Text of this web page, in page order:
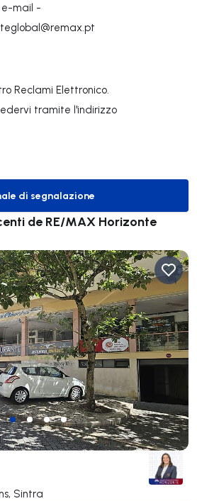
mail -
Reclami Elettronico.
tramite l'indirizzo
Canale di segnalazione
di segnalazione
de RE/MAX Horizonte
Sintra